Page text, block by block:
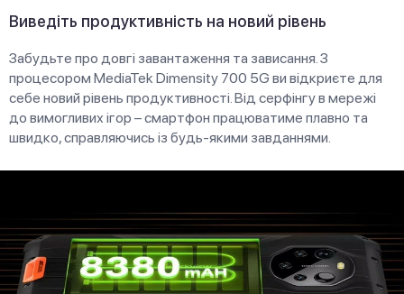
Виведіть продуктивність на новий рівень
Забудьте про довгі завантаження та зависання. З
процесором MediaTek Dimensity 700 5G ви відкриєте для
себе новий рівень продуктивності. Від серфінгу в мережі
до вимогливих ігор – смартфон працюватиме плавно та
швидко, справляючись із будь-якими завданнями.